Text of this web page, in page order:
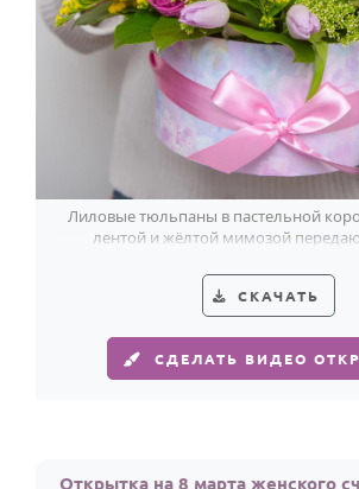
Лиловые тюльпаны в пастельной
лентой и жёлтой мимозой
СКАЧАТЬ
СДЕЛАТЬ ВИДЕО
Открытка на 8 марта женского